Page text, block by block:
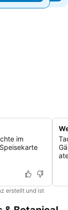
im
erstellt und ist